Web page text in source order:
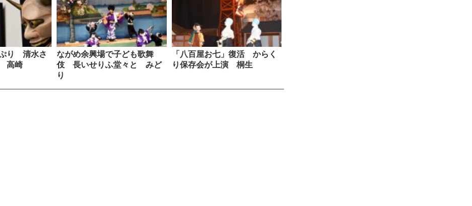
り 清水さ
高崎
ながめ余興場で子ども歌舞
伎 長いせりふ堂々と みど
り
「八百屋お七」復活 からく
り保存会が上演 桐生